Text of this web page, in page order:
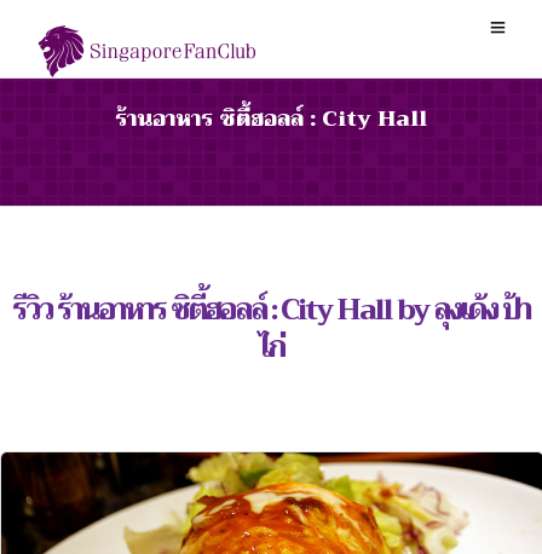
ร้านอาหาร ซิตี้ฮอลล์ : City Hall
รีวิว ร้านอาหาร ซิตี้ฮอลล์ : City Hall by ลุงเด้ง ป้า
ไก่